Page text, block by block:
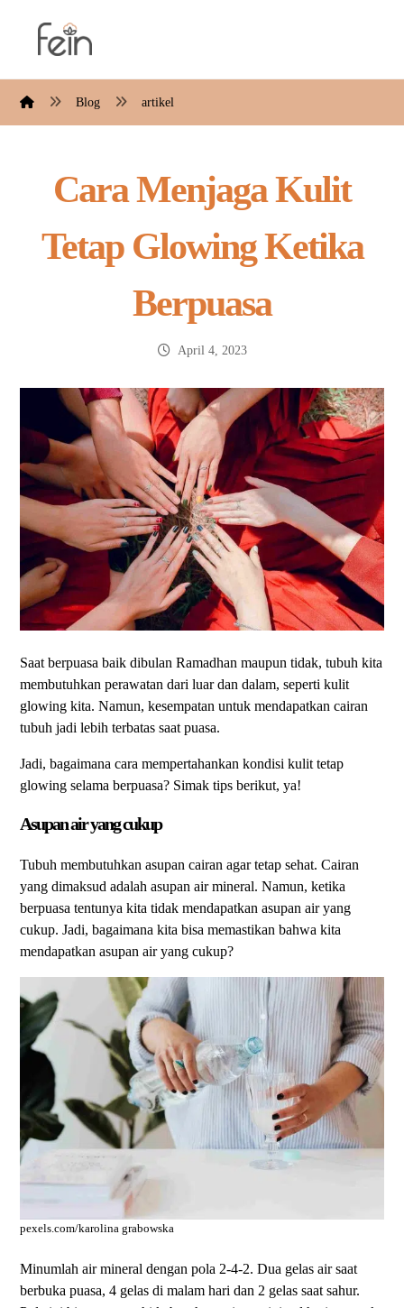
Blog artikel
Cara Menjaga Kulit
Tetap Glowing Ketika
Berpuasa
April 4, 2023
Saat berpuasa baik dibulan Ramadhan maupun tidak, tubuh kita
membutuhkan perawatan dari luar dan dalam, seperti kulit
glowing kita. Namun, kesempatan untuk mendapatkan cairan
tubuh jadi lebih terbatas saat puasa.
Jadi, bagaimana cara mempertahankan kondisi kulit tetap
glowing selama berpuasa? Simak tips berikut, ya!
Asupan air yang cukup
Tubuh membutuhkan asupan cairan agar tetap sehat. Cairan
yang dimaksud adalah asupan air mineral. Namun, ketika
berpuasa tentunya kita tidak mendapatkan asupan air yang
cukup. Jadi, bagaimana kita bisa memastikan bahwa kita
mendapatkan asupan air yang cukup?
pexels.com/karolina grabowska
Minumlah air mineral dengan pola 2-4-2. Dua gelas air saat
berbuka puasa, 4 gelas di malam hari dan 2 gelas saat sahur.